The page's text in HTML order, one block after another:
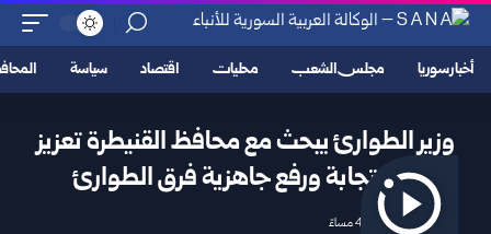
أخبار سوريا مجلس الشعب محليات اقتصاد سياسة
وزير الطوارئ يبحث مع محافظ القنيطرة تعزيز
الاستجابة ورفع جاهزية فرق الطوارئ
2026/07/06 4:07 مساءً